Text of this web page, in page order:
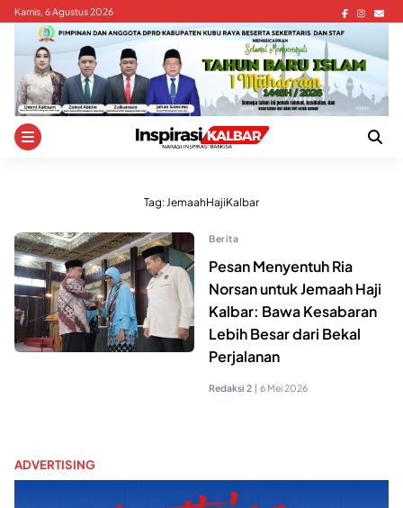
Skip
content
Kamis, 6 Agustus 2026
Tag:JemaahHajiKalbar
Berita
Pesan Menyentuh Ria
Norsan untuk Jemaah Haji
Kalbar: Bawa Kesabaran
Lebih Besar dari Bekal
Perjalanan
Redaksi 2 | 6 Mei 2026
ADVERTISING